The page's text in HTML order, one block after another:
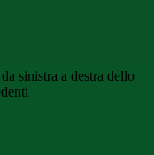
sinistra a destra dello